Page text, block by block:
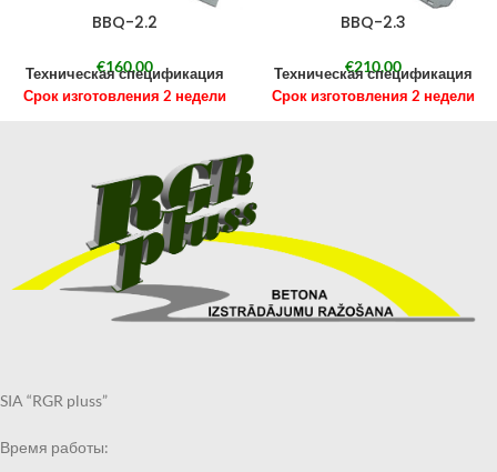
BBQ-2.2
€160,00
Техническая спецификация
Срок изготовления 2 недели
BBQ-2.3
€210,00
Техническая спецификация
Срок изготовления 2 недели
SIA “RGR pluss”
Время работы: